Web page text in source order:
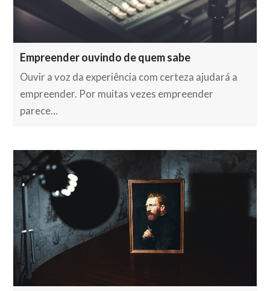
Empreender ouvindo de quem sabe
Ouvir a voz da experiência com certeza ajudará a
empreender. Por muitas vezes empreender
parece…